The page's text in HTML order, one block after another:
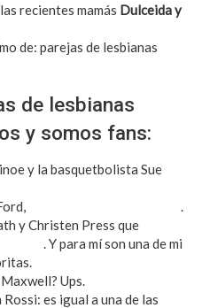
recientes mamás Dulceida y
de: parejas de lesbianas
de lesbianas
y somos fans:
y la basquetbolista Sue
.
y Christen Press que
. Y para mí son una de mi
Ups.
es igual a una de las